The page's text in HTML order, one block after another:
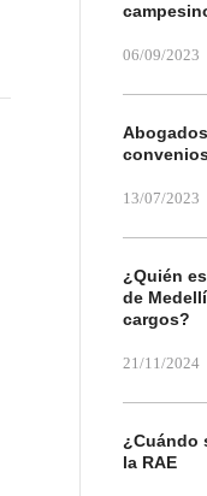
06/09/2023
13/07/2023
¿Quién
de
cargos?
21/11/2024
¿Cuándo
la RAE